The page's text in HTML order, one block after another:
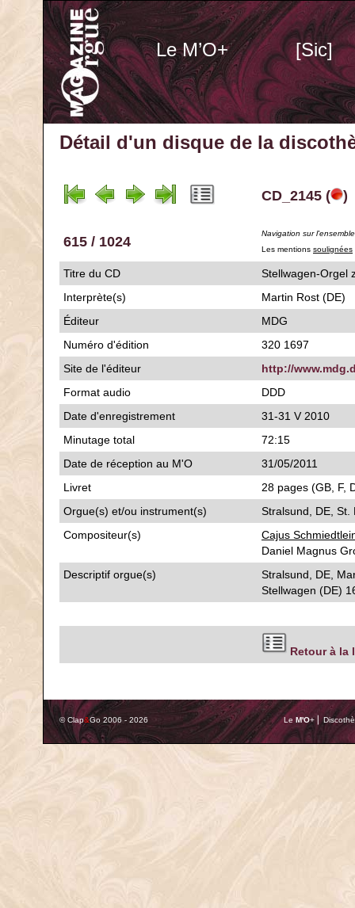
Le M’O+ [Sic]
Détail d'un disque de la
CD_2145 ( )
615 / 1024
Navigation sur
Les mentions soulignées
Titre du CD
Stellwagen-
Interprète(s)
Martin Rost (DE)
Éditeur
MDG
Numéro d'édition
320 1697
Site de l'éditeur
http://
Format audio
DDD
Date d'enregistrement
31-31 V 2010
Minutage total
72:15
Date de réception au M'O
31/05/2011
Livret
28 pages (GB, F,
Orgue(s) et/ou instrument(s)
Stralsund, DE, St.
Compositeur(s)
Cajus
Daniel Magnus
Descriptif orgue(s)
Stralsund, DE,
Stellwagen (DE)
Retour à la
© Clap&Go 2006 - 2026 Le M'O+ ⎢